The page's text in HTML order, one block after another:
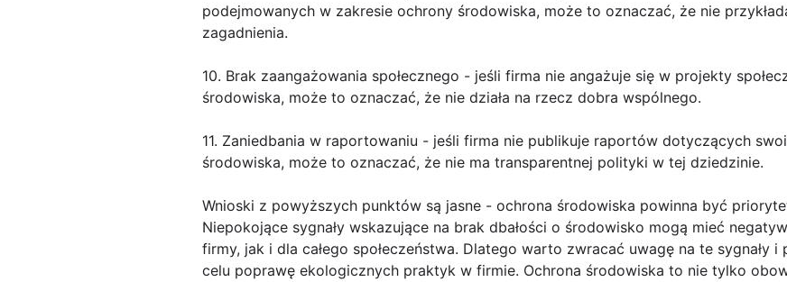
podejmowanych w zakresie ochrony środowiska, może to oznaczać, że nie
zagadnienia.
10. Brak zaangażowania społecznego - jeśli firma nie angażuje się w projekty
środowiska, może to oznaczać, że nie działa na rzecz dobra wspólnego.
11. Zaniedbania w raportowaniu - jeśli firma nie publikuje raportów dotyczących
środowiska, może to oznaczać, że nie ma transparentnej polityki w tej dziedzinie.
Wnioski z powyższych punktów są jasne - ochrona środowiska powinna być
Niepokojące sygnały wskazujące na brak dbałości o środowisko mogą mieć
firmy, jak i dla całego społeczeństwa. Dlatego warto zwracać uwagę na te sygnały i
celu poprawę ekologicznych praktyk w firmie. Ochrona środowiska to nie tylko